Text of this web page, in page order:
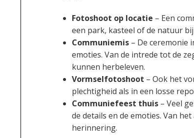
Fotoshoot op locatie – Een
een park, kasteel of de natuur
Communiemis – De ceremonie
emoties. Van de intrede tot de
kunnen herbeleven.
Vormselfotoshoot – Ook het
plechtigheid als in een losse
Communiefeest thuis – Veel
de details en de emoties. Van
herinnering.